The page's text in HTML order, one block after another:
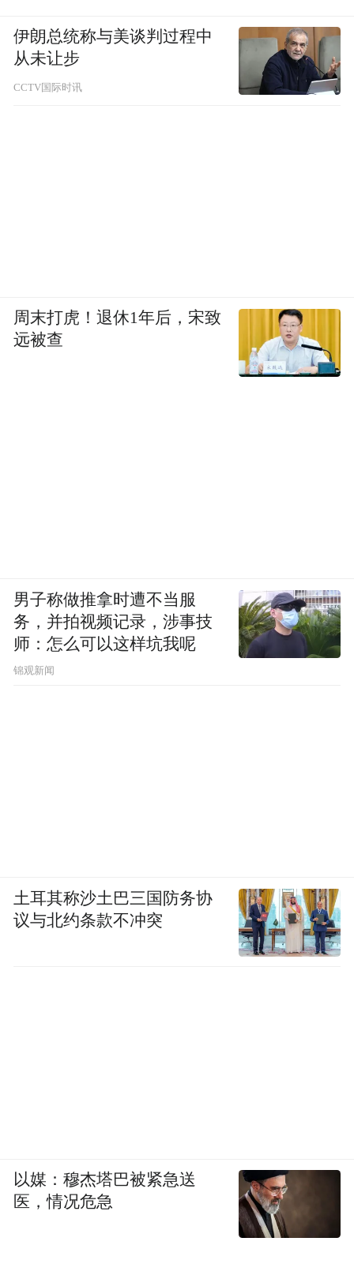
伊朗总统称与美谈判过程中
从未让步
CCTV国际时讯
周末打虎！退休1年后，宋致
远被查
男子称做推拿时遭不当服
务，并拍视频记录，涉事技
师：怎么可以这样坑我呢
锦观新闻
土耳其称沙土巴三国防务协
议与北约条款不冲突
以媒：穆杰塔巴被紧急送
医，情况危急